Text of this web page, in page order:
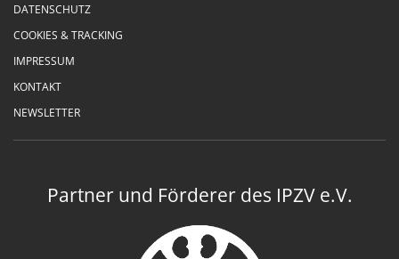
DATENSCHUTZ
COOKIES & TRACKING
IMPRESSUM
KONTAKT
NEWSLETTER
Partner und Förderer des IPZV e.V.